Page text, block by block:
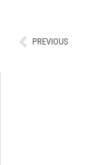
AntPREVIOUS